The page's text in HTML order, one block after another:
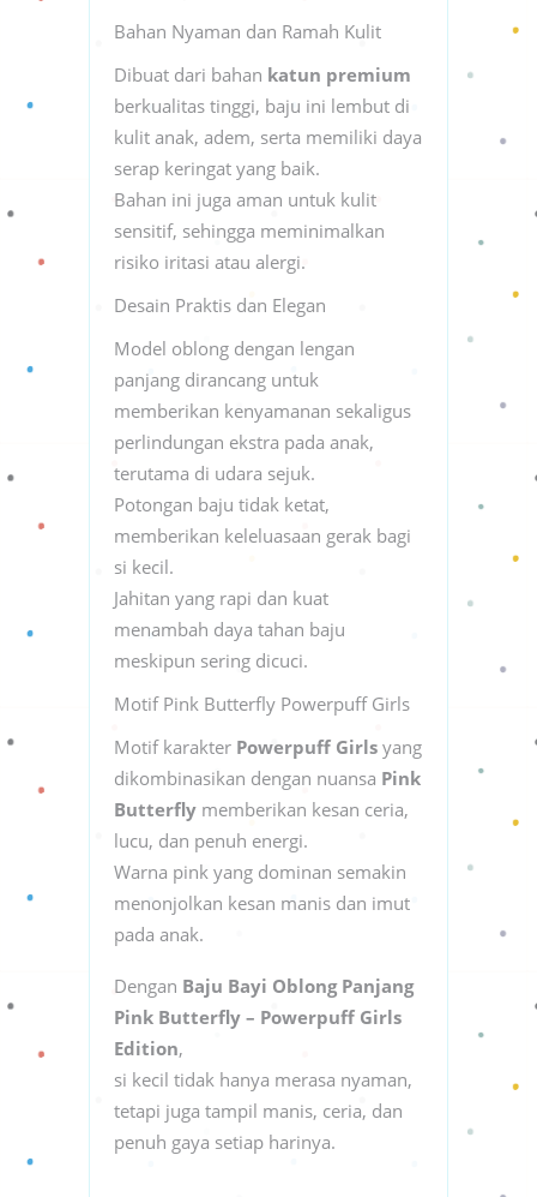
Bahan Nyaman dan Ramah Kulit
Dibuat dari bahan katun premium
berkualitas tinggi, baju ini lembut di
kulit anak, adem, serta memiliki daya
serap keringat yang baik.
Bahan ini juga aman untuk kulit
sensitif, sehingga meminimalkan
risiko iritasi atau alergi.
Desain Praktis dan Elegan
Model oblong dengan lengan
panjang dirancang untuk
memberikan kenyamanan sekaligus
perlindungan ekstra pada anak,
terutama di udara sejuk.
Potongan baju tidak ketat,
memberikan keleluasaan gerak bagi
si kecil.
Jahitan yang rapi dan kuat
menambah daya tahan baju
meskipun sering dicuci.
Motif Pink Butterfly Powerpuff Girls
Motif karakter Powerpuff Girls yang
dikombinasikan dengan nuansa Pink
Butterfly memberikan kesan ceria,
lucu, dan penuh energi.
Warna pink yang dominan semakin
menonjolkan kesan manis dan imut
pada anak.
Dengan Baju Bayi Oblong Panjang
Pink Butterfly – Powerpuff Girls
Edition,
si kecil tidak hanya merasa nyaman,
tetapi juga tampil manis, ceria, dan
penuh gaya setiap harinya.